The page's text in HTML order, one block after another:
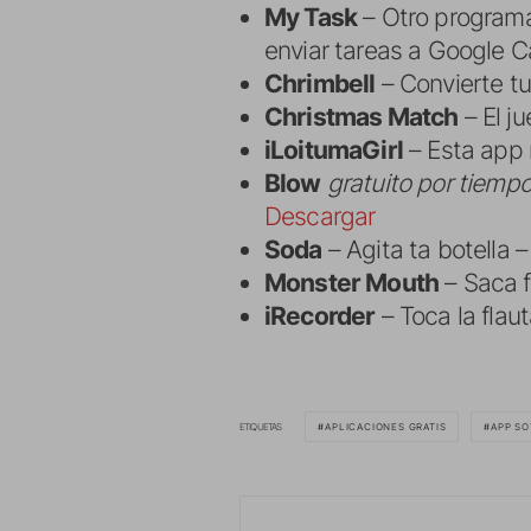
My Task– Otro
enviar tareas a Google
Chrimbell – Convierte
Christmas Match – El
iLoitumaGirl– Esta app
Blow gratuito por
Descargar
Soda – Agita ta botella
Monster Mouth – Saca
iRecorder– Toca la
ETIQUETAS APLICACIONES GRATIS APP